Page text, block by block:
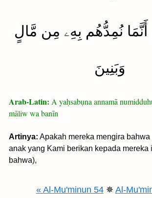
نُمِدُّهُم بِهِۦ مِن مَّالٍ
وَبَنِينَ
Arab-Latin: A yaḥsabụna annamā
māliw wa banīn
Artinya: Apakah mereka mengira
anak yang Kami berikan kepada mereka
bahwa),
« Al-Mu'minun 54✵ Al-